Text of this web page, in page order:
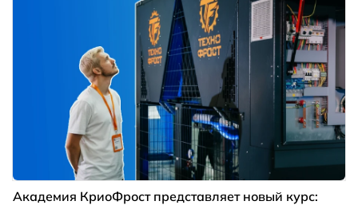
Академия КриоФрост представляет новый курс: